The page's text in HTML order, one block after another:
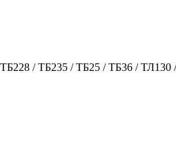
/ ТБ235 / ТБ25 / ТБ36 /